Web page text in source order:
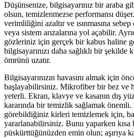
Düşünsenize, bilgisayarınız bir araba
olsun, temizlenmezse performansı
verimliliğini azaltır ve ısınmasına
veya sistem arızalarına yol açabilir.
gözleriniz için gerçek bir kabus haline
bilgisayarınızı daha sağlıklı bir şekilde
ömrünü uzatır.
Bilgisayarınızın havasını almak için
başlayabilirsiniz. Mikrofiber bir bez ve
yeterli. Ekran, klavye ve kasanın dış
kararında bir temizlik sağlamak önemli.
görebildiğiniz kirleri temizlemek için,
yararlanabilirsiniz. Bunu yaparken kısa
püskürttüğünüzden emin olun; aşırıya